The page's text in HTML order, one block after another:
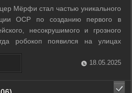
Мёрфи стал частью уникального
ОСР по созданию первого в
несокрушимого и грозного
робокоп появился на улицах
с облегчением: теперь их
сверхчеловек с железными нервами
Шли ...
18.05.2025